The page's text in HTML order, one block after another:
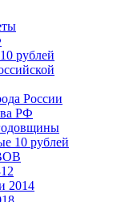
рублей
России
РФ
10 рублей
2014